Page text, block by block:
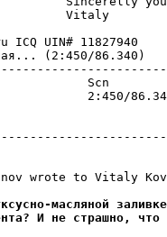
Vitaly
UIN# 11827940
(2:450/86.340)
2:450/
wrote to Vitaly
масляной
И не страшно, что